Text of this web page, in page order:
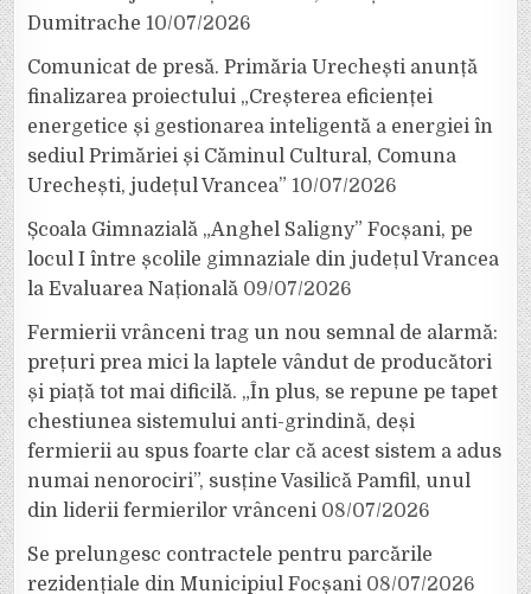
Dumitrache 10/07/2026
Comunicat de presă. Primăria Urechești anunță
finalizarea proiectului „Creșterea eficienței
energetice și gestionarea inteligentă a energiei în
sediul Primăriei și Căminul Cultural, Comuna
Urechești, județul Vrancea” 10/07/2026
Școala Gimnazială „Anghel Saligny” Focșani, pe
locul I între școlile gimnaziale din județul Vrancea
la Evaluarea Națională 09/07/2026
Fermierii vrânceni trag un nou semnal de alarmă:
prețuri prea mici la laptele vândut de producători
și piață tot mai dificilă. „În plus, se repune pe tapet
chestiunea sistemului anti-grindină, deși
fermierii au spus foarte clar că acest sistem a adus
numai nenorociri”, susține Vasilică Pamfil, unul
din liderii fermierilor vrânceni 08/07/2026
Se prelungesc contractele pentru parcările
rezidențiale din Municipiul Focșani 08/07/2026